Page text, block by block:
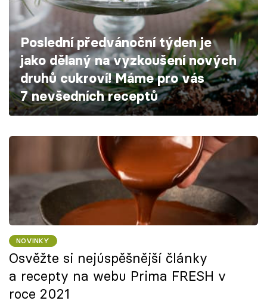
Škola vaření
Recepty z TV
Speciál: Cuketa
Těhotnej kuchař
Sledujte nás
Poslední předvánoční týden je
jako dělaný na vyzkoušení nových
druhů cukroví! Máme pro vás
7 nevšedních receptů
NOVINKY
Osvěžte si nejúspěšnější články
a recepty na webu Prima FRESH v
roce 2021